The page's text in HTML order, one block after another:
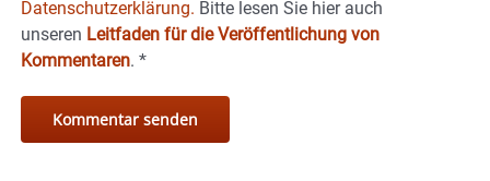
Datenschutzerklärung. Bitte lesen Sie hier auch
unseren Leitfaden für die Veröffentlichung von
Kommentaren. *